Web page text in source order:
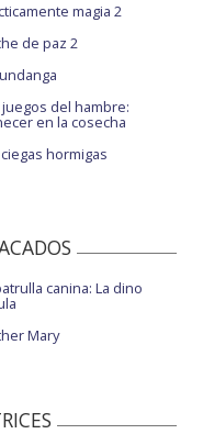
magia 2
de paz 2
juegos del hambre:
en la cosecha
hormigas
canina: La dino
Mary